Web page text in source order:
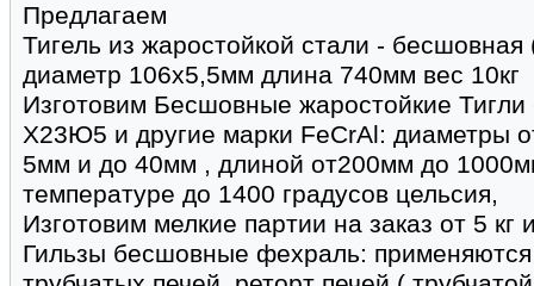
Предлагаем
Тигель из жаростойкой стали -
диаметр 106х5,5мм длина 740мм вес 10кг
Изготовим Бесшовные жаростойкие
Х23Ю5 и другие марки FeCrAl: диаметры
5мм и до 40мм , длиной от200мм до
температуре до 1400 градусов цельсия,
Изготовим мелкие партии на заказ от 5
Гильзы бесшовные фехраль: применяются